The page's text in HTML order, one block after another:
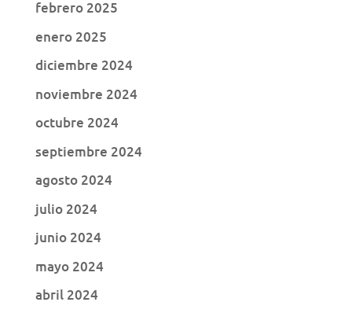
febrero 2025
enero 2025
diciembre 2024
noviembre 2024
octubre 2024
septiembre 2024
agosto 2024
julio 2024
junio 2024
mayo 2024
abril 2024